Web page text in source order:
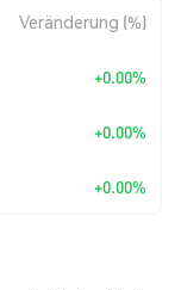
Veränderung (%)
+0.00%
+0.00%
+0.00%